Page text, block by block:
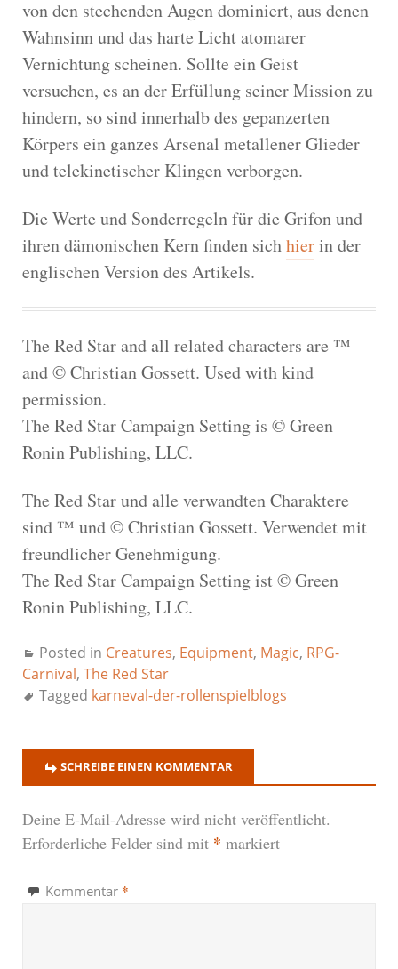
von den stechenden Augen dominiert, aus denen
Wahnsinn und das harte Licht atomarer
Vernichtung scheinen. Sollte ein Geist
versuchen, es an der Erfüllung seiner Mission zu
hindern, so sind innerhalb des gepanzerten
Körpers ein ganzes Arsenal metallener Glieder
und telekinetischer Klingen verborgen.
Die Werte und Sonderregeln für die Grifon und
ihren dämonischen Kern finden sichhierin der
englischen Version des Artikels.
The Red Star and all related characters are ™
and © Christian Gossett. Used with kind
permission.
The Red Star Campaign Setting is © Green
Ronin Publishing, LLC.
The Red Star und alle verwandten Charaktere
sind ™ und © Christian Gossett. Verwendet mit
freundlicher Genehmigung.
The Red Star Campaign Setting ist © Green
Ronin Publishing, LLC.
Posted in Creatures, Equipment, Magic, RPG-
Carnival, The Red Star
Tagged karneval-der-rollenspielblogs
SCHREIBE EINEN KOMMENTAR
Deine E-Mail-Adresse wird nicht veröffentlicht.
Erforderliche Felder sind mit * markiert
Kommentar *